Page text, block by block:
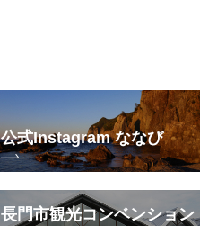
公式Instagram ななび
長門市観光コンベンション